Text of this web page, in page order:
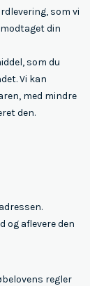
som vi
din
som du
Vi kan
med mindre
den.
og aflevere den
regler